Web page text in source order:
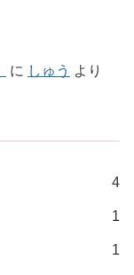
に しゅう より
4
1
1